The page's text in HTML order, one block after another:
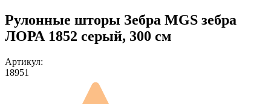
Рулонные шторы Зебра MGS зебра
ЛОРА 1852 серый, 300 см
Артикул:
18951